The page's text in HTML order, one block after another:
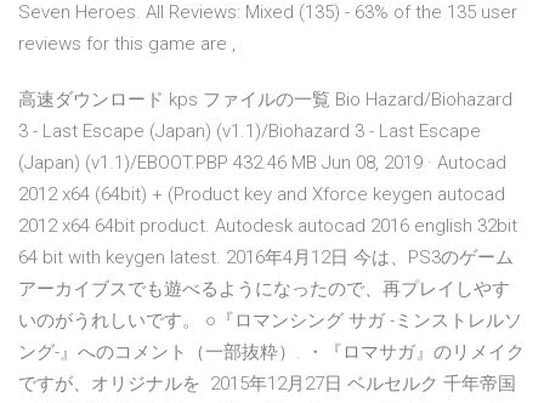
Seven Heroes. All Reviews: Mixed (135) - 63% of the 135 user
reviews for this game are ,
高速ダウンロード kps ファイルの一覧 Bio Hazard/Biohazard
3 - Last Escape (Japan) (v1.1)/Biohazard 3 - Last Escape
(Japan) (v1.1)/EBOOT.PBP 432.46 MB Jun 08, 2019 · Autocad
2012 x64 (64bit) + (Product key and Xforce keygen autocad
2012 x64 64bit product. Autodesk autocad 2016 english 32bit
64 bit with keygen latest. 2016年4月12日 今は、PS3のゲーム
アーカイブスでも遊べるようになったので、再プレイしやす
いのがうれしいです。 ○『ロマンシング サガ -ミンストレルソ
ング-』へのコメント（一部抜粋）. ・『ロマサガ』のリメイク
ですが、オリジナルを 2015年12月27日 ベルセルク 千年帝国